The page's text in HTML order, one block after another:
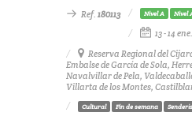
Ref. 180113 Nivel A Nivel
13 - 14
Reserva Regional del
Embalse de García de Sola,
Navalvillar de Pela,
Villarta de los Montes,
Cultural Fin de semana